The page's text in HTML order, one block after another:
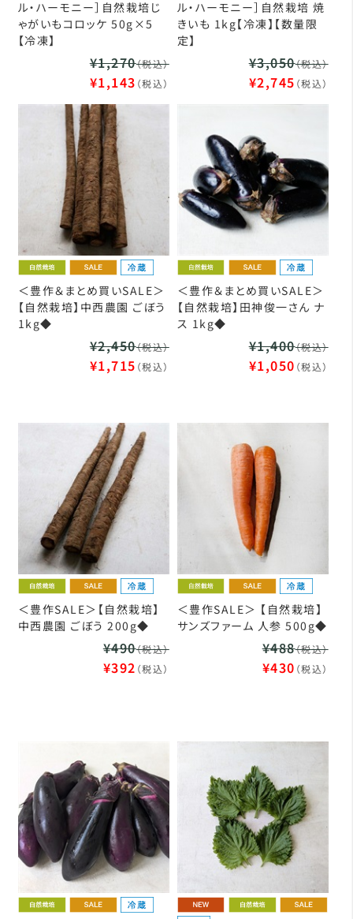
ル・ハーモニー］自然栽培じ
ゃがいもコロッケ 50g×5
【冷凍】
¥1,270（税込）
¥1,143 （税込）
ル・ハーモニー］自然栽培 焼
きいも 1kg【冷凍】【数量限
定】
¥3,050（税込）
¥2,745 （税込）
＜豊作＆まとめ買いSALE＞
【自然栽培】中西農園 ごぼう
1kg◆
¥2,450（税込）
¥1,715 （税込）
＜豊作＆まとめ買いSALE＞
【自然栽培】田神俊一さん ナ
ス 1kg◆
¥1,400（税込）
¥1,050 （税込）
＜豊作SALE＞【自然栽培】
中西農園 ごぼう 200g◆
¥490（税込）
¥392 （税込）
＜豊作SALE＞ 【自然栽培】
サンズファーム 人参 500g◆
¥488（税込）
¥430 （税込）